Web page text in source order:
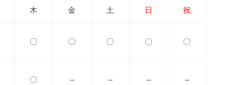
木 金 土 日 祝
〇 〇 〇 〇 〇
〇 – – – –